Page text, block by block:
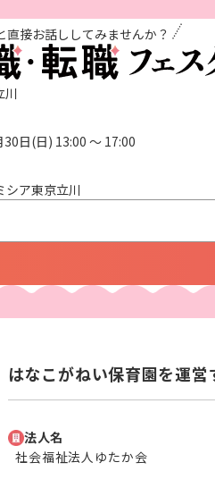
直接お話ししてみませんか？
日(日) 13:00 〜 17:00
シア東京立川
はなこがねい保育園を運営
法人名
社会福祉法人ゆたか会